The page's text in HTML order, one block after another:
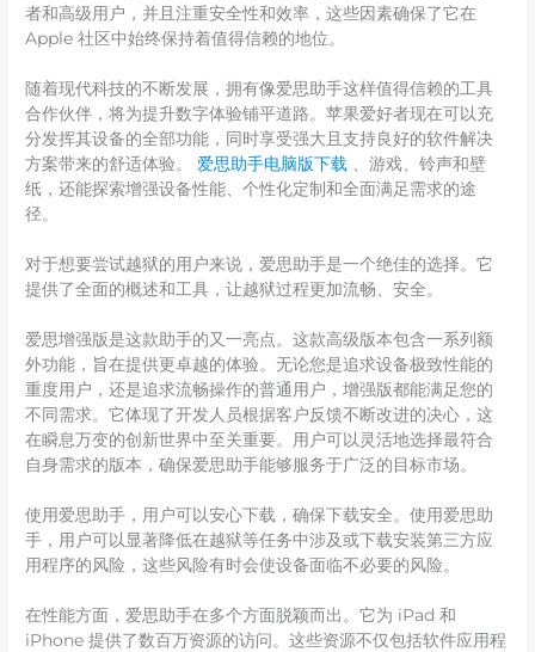
者和高级用户，并且注重安全性和效率，这些因素确保了它在
Apple 社区中始终保持着值得信赖的地位。
随着现代科技的不断发展，拥有像爱思助手这样值得信赖的工具
合作伙伴，将为提升数字体验铺平道路。苹果爱好者现在可以充
分发挥其设备的全部功能，同时享受强大且支持良好的软件解决
方案带来的舒适体验。爱思助手电脑版下载 、游戏、铃声和壁
纸，还能探索增强设备性能、个性化定制和全面满足需求的途
径。
对于想要尝试越狱的用户来说，爱思助手是一个绝佳的选择。它
提供了全面的概述和工具，让越狱过程更加流畅、安全。
爱思增强版是这款助手的又一亮点。这款高级版本包含一系列额
外功能，旨在提供更卓越的体验。无论您是追求设备极致性能的
重度用户，还是追求流畅操作的普通用户，增强版都能满足您的
不同需求。它体现了开发人员根据客户反馈不断改进的决心，这
在瞬息万变的创新世界中至关重要。用户可以灵活地选择最符合
自身需求的版本，确保爱思助手能够服务于广泛的目标市场。
使用爱思助手，用户可以安心下载，确保下载安全。使用爱思助
手，用户可以显著降低在越狱等任务中涉及或下载安装第三方应
用程序的风险，这些风险有时会使设备面临不必要的风险。
在性能方面，爱思助手在多个方面脱颖而出。它为 iPad 和
iPhone 提供了数百万资源的访问。这些资源不仅包括软件应用程